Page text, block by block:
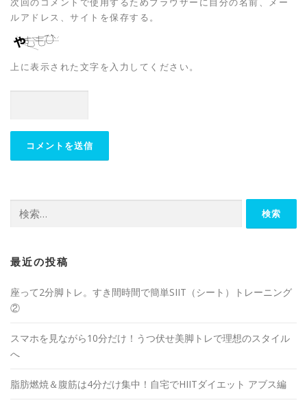
ルアドレス、サイトを保存する。
上に表示された文字を入力してください。
最近の投稿
座って2分脚トレ。すき間時間で簡単SIIT（シート）トレーニング
②
スマホを見ながら10分だけ！うつ伏せ美脚トレで理想のスタイル
へ
脂肪燃焼＆腹筋は4分だけ集中！自宅でHIITダイエット アブス編